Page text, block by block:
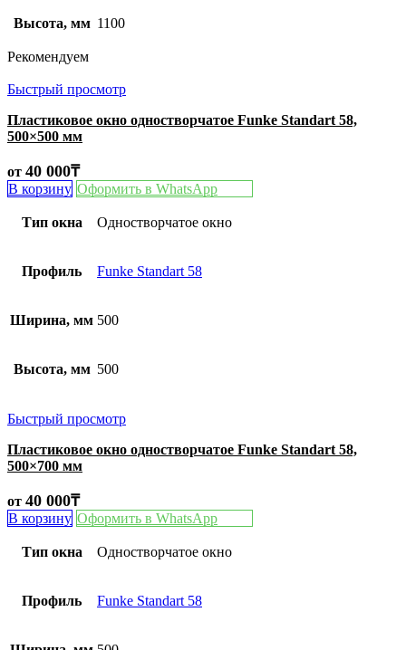
Высота, мм 1100
Рекомендуем
Быстрый просмотр
Пластиковое окно одностворчатое Funke Standart 58,
500×500 мм
от 40 000₸
В корзину Оформить в WhatsApp
Тип окна Одностворчатое окно
Профиль Funke Standart 58
Ширина, мм 500
Высота, мм 500
Быстрый просмотр
Пластиковое окно одностворчатое Funke Standart 58,
500×700 мм
от 40 000₸
В корзину Оформить в WhatsApp
Тип окна Одностворчатое окно
Профиль Funke Standart 58